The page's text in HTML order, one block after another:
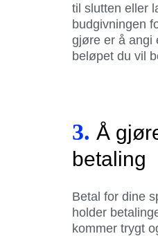
til slutten eller
budgivningen
gjøre er å angi
beløpet du vil
3. Å
betaling
Betal for dine
holder
kommer trygt